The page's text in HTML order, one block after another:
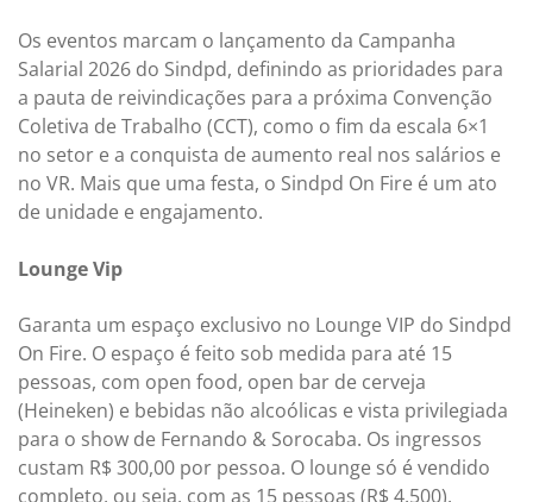
Os eventos marcam o lançamento da Campanha
Salarial 2026 do Sindpd, definindo as prioridades para
a pauta de reivindicações para a próxima Convenção
Coletiva de Trabalho (CCT), como o fim da escala 6×1
no setor e a conquista de aumento real nos salários e
no VR. Mais que uma festa, o Sindpd On Fire é um ato
de unidade e engajamento.
Lounge Vip
Garanta um espaço exclusivo no Lounge VIP do Sindpd
On Fire. O espaço é feito sob medida para até 15
pessoas, com open food, open bar de cerveja
(Heineken) e bebidas não alcoólicas e vista privilegiada
para o show de Fernando & Sorocaba. Os ingressos
custam R$ 300,00 por pessoa. O lounge só é vendido
completo, ou seja, com as 15 pessoas (R$ 4.500).